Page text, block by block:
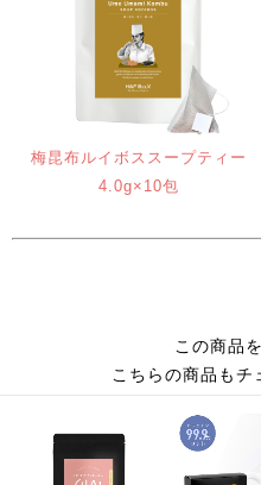
梅昆布ルイボススープティー
4.0g×10包
この商品
こちらの商品もチ